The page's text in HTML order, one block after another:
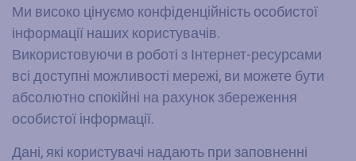
Ми високо цінуємо конфіденційність особистої
інформації наших користувачів.
Використовуючи в роботі з Інтернет-ресурсами
всі доступні можливості мережі, ви можете бути
абсолютно спокійні на рахунок збереження
особистої інформації.
Дані, які користувачі надають при заповненні